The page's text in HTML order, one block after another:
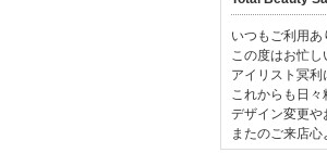
いつもご利用あ
この度はお忙し
アイリスト冥利
これからも日
デザイン変更や
またのご来店心